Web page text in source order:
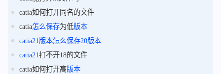
catia如何打开同名的文件
catia怎么保存为低版本
catia21版本怎么保存20版本
catia21打不开18的文件
catia如何打开高版本